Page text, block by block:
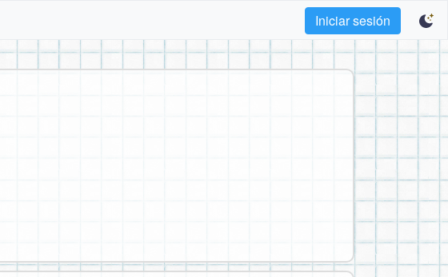
Iniciar sesión